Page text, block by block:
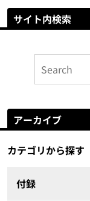
サイト内検索
アーカイブ
カテゴリから探す
付録